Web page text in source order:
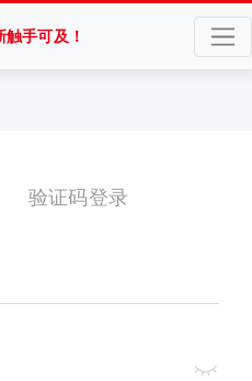
手可及！
验证码登录